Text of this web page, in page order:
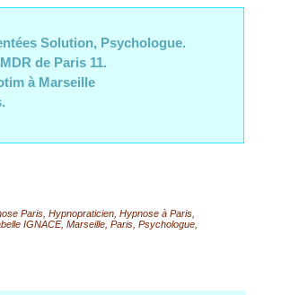
Solution, Psychologue.
de Paris 11.
à Marseille
Paris Hypnopraticien Hypnose à Paris
IGNACE, Marseille Paris Psychologue